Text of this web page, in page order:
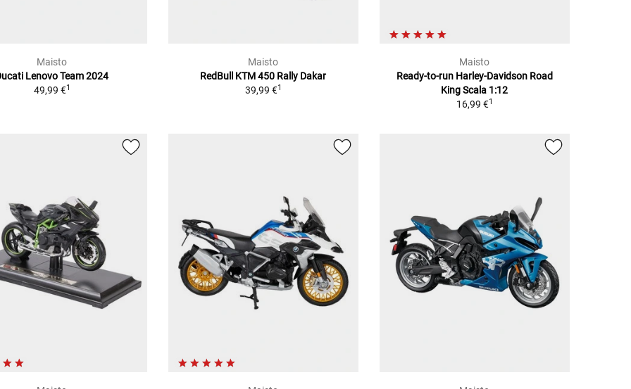
Maisto
Lenovo Team 2024
49,99 €1
Maisto
RedBull KTM 450 Rally Dakar
39,99 €1
Maisto
Ready-to-run Harley-Davidson Road
King Scala 1:12
16,99 €1